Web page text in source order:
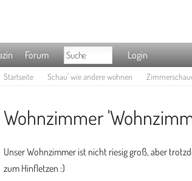
Forum Login
Startseite Schau' wie andere wohnen
Wohnzimmer
Unser Wohnzimmer ist nicht riesig groß, aber
zum Hinfletzen :)